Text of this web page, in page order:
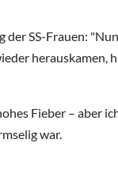
der SS-Frauen:
herauskamen,
Fieber – aber
war.